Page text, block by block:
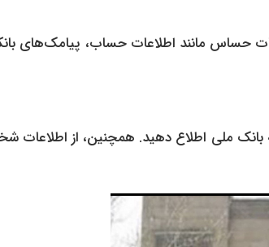
حساس مانند اطلاعات حساب، پیامک‌های
بانک ملی اطلاع دهید. همچنین، از اطلاعات